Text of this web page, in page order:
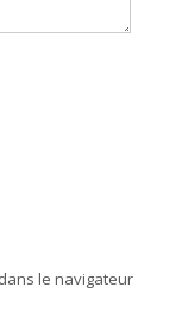
le navigateur